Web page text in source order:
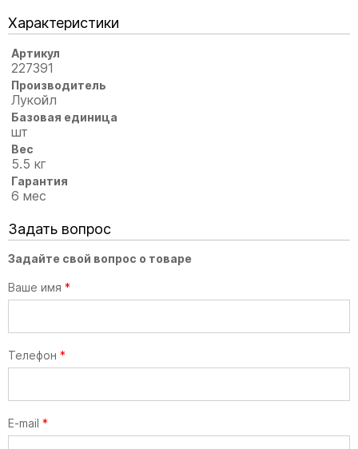
Характеристики
Артикул
227391
Производитель
Лукойл
Базовая единица
шт
Вес
5.5 кг
Гарантия
6 мес
Задать вопрос
Задайте свой вопрос о товаре
Ваше имя *
Телефон *
E-mail *